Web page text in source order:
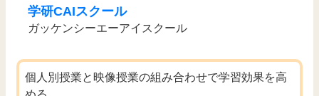
学研CAIスクール
ガッケンシーエーアイスクール
個人別授業と映像授業の組み合わせで学習効果を高